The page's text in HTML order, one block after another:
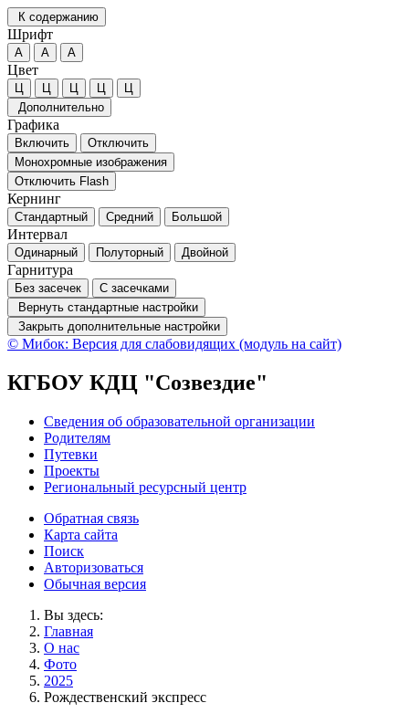
К содержанию
Шрифт
А А А
Цвет
Ц Ц Ц Ц
Ц
Дополнительно
Графика
Включить
Отключить
Монохромные изображения
Отключить Flash
Кернинг
Стандартный Средний Большой
Интервал
Одинарный Полуторный Двойной
Гарнитура
Без засечек
С засечками
Вернуть стандартные настройки
Закрыть дополнительные настройки
© Мибок: Версия для слабовидящих (модуль на сайт)
КГБОУ КДЦ "Созвездие"
Сведения об образовательной организации
Родителям
Путевки
Проекты
Региональный ресурсный центр
Обратная связь
Карта сайта
Поиск
Авторизоваться
Обычная версия
Вы здесь:
Главная
О нас
Фото
2025
Рождественский экспресс